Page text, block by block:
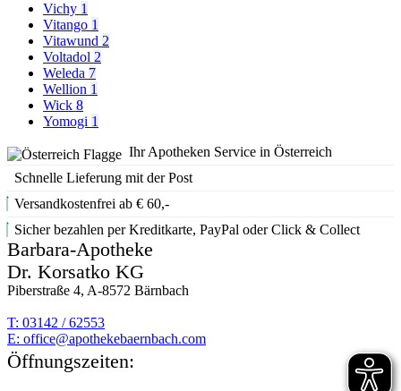
Vichy 1
Vitango 1
Vitawund 2
Voltadol 2
Weleda 7
Wellion 1
Wick 8
Yomogi 1
Ihr Apotheken Service in Österreich
Schnelle Lieferung mit der Post
Versandkostenfrei ab € 60,-
Sicher bezahlen per Kreditkarte, PayPal oder Click & Collect
Barbara-Apotheke
Dr. Korsatko KG
Piberstraße 4, A-8572 Bärnbach
T: 03142 / 62553
E: moc.hcabnreabekehtopa@eciffo
Öffnungszeiten: